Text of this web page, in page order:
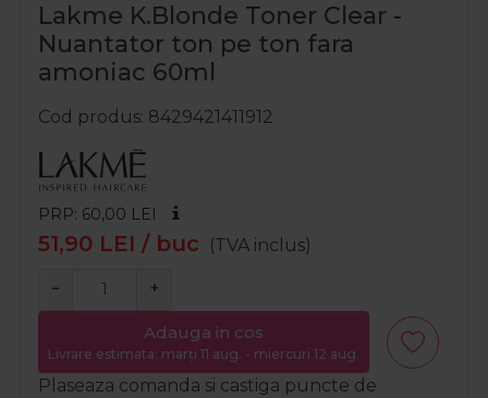
Lakme K.Blonde Toner Clear -
Nuantator ton pe ton fara
amoniac 60ml
Cod produs 8429421411912
PRP: 60,00 LEI
51,90 LEI / buc (TVA inclus)
− +
Adauga in cos
Livrare estimata: marți 11 aug. - miercuri 12 aug.
Plaseaza comanda si castiga puncte de